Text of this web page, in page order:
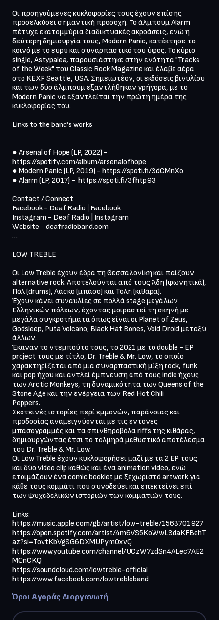
Οι προηγούμενες κυκλοφορίες τους έχουν επίσης
προσελκύσει σημαντική προσοχή. Το άλμπουμ Alarm
πέτυχε εκατομμύρια διαδικτυακές ακροάσεις, ενώ η
δεύτερη δημιουργία τους, Modern Panic, κατέκτησε το
κοινό με το ευρύ και συναρπαστικό του ύφος. Το κύριο
single, Astypalea, παρουσιάστηκε στην ενότητα "Tracks
of the Week" του Classic Rock Magazine και έλαβε αέρα
στο KEXP Seattle, USA. Σημειωτέον, οι εκδόσεις βινυλίου
και των δύο άλμπουμ εξαντλήθηκαν γρήγορα, με το
Modern Panic να εξαντλείται την πρώτη ημέρα της
κυκλοφορίας του.
Links to the band’s works
● Arsenal of Hope (LP, 2022) -
https://spotify.com/album/arsenalofhope
● Modern Panic (LP, 2019) - https://spoti.fi/3dCMnXo
● Alarm (LP, 2017) -  https://spoti.fi/3fhtp93
Contact / Connect
Facebook - Deaf Radio | Facebook
Instagram - Deaf Radio | Instagram
Website - deafradioband.com
…
LOW TREBLE
Οι Low Treble έχουν έδρα τη Θεσσαλονίκη και παίζουν
alternative rock. Αποτελούνται από τους Άδη (φωνητικά),
Πόλ (drums), Λάσκο (μπάσο) και Τόλη (κιθάρα).
Έχουν κάνει συναυλίες σε πολλά stage μεγάλων
Ελληνικών πόλεων, έχοντας μοιραστεί τη σκηνή με
μεγάλα συγκροτήματα όπως είναι οι Planet of Zeus,
Godsleep, Puta Volcano, Black Hat Bones, Void Droid μεταξύ
άλλων.
Έκαναν το ντεμπούτο τους, το 2021 με το double - EP
project τους με τίτλο, Dr. Treble & Mr. Low, το οποίο
χαρακτηρίζεται από μια συναρπαστική μίξη rock, funk
και pop ήχου και αντλεί έμπνευση από τους indie ήχους
των Arctic Monkeys, τη δυναμικότητα των Queens of the
Stone Age και την ενέργεια των Red Hot Chili
Peppers.
Σκοτεινές ιστορίες περί εμμονών, παράνοιας και
προδοσίας αναμειγνύονται με τις έντονες
μπασογραμμές και τα σπινθηροβόλα riffs της κιθάρας,
δημιουργώντας έτσι το τολμηρά μεθυστικό αποτέλεσμα
του Dr. Treble & Mr. Low.
Οι Low Treble έχουν κυκλοφορήσει μαζί με τα 2 EP τους
και δύο video clip καθώς και ένα animation video, ενώ
ετοιμάζουν ένα comic booklet με ξεχωριστό artwork για
κάθε τους κομμάτι που συνοδεύει και επεκτείνει επί
των ψυχεδελικών ιστοριών των κομματιών τους.
Links:
https://music.apple.com/gb/artist/low-treble/1563701927
https://open.spotify.com/artist/4m6VS5KoWwL3daKFBehT
az?si=TovtKbVgSG6DXMUPym0xvQ
https://www.youtube.com/channel/UCzW7zdSn4ALec7AE2
MOnCKQ
https://soundcloud.com/lowtreble-official
https://www.facebook.com/lowtrebleband
Όροι Αγοράς Διοργανωτή